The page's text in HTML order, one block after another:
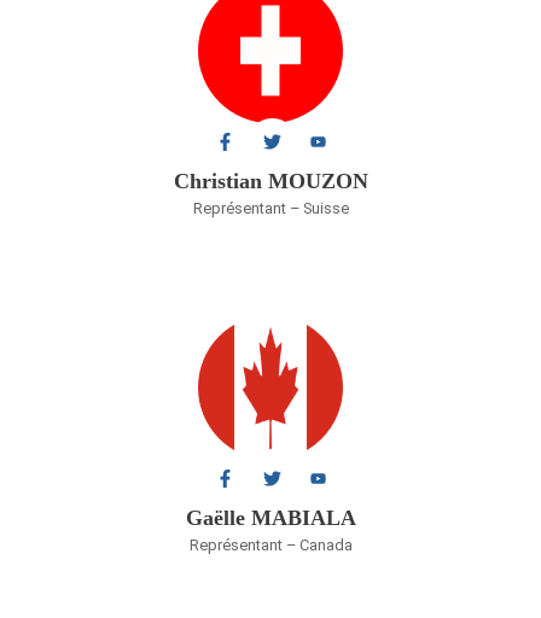
Christian MOUZON
Représentant – Suisse
Gaëlle MABIALA
Représentant – Canada